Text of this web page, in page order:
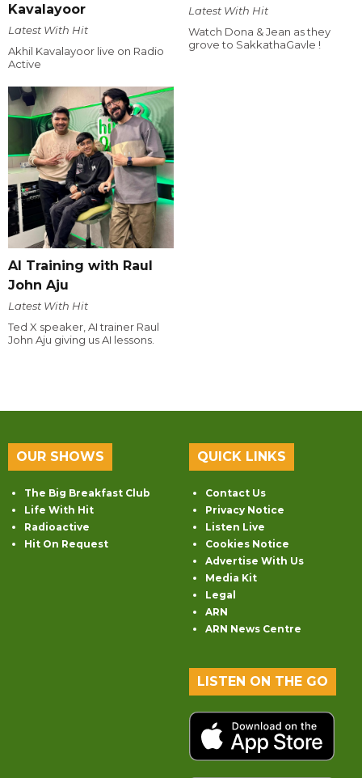
Kavalayoor
Latest With Hit
Akhil Kavalayoor live on Radio
Active
Latest With Hit
Watch Dona & Jean as they
grove to SakkathaGavle !
AI Training with Raul
John Aju
Latest With Hit
Ted X speaker, AI trainer Raul
John Aju giving us AI lessons.
OUR SHOWS
The Big Breakfast Club
Life With Hit
Radioactive
Hit On Request
QUICK LINKS
Contact Us
Privacy Notice
Listen Live
Cookies Notice
Advertise With Us
Media Kit
Legal
ARN
ARN News Centre
LISTEN ON THE GO